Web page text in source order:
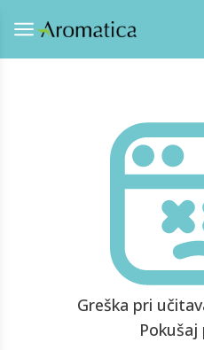
Greška pri
Pokušaj